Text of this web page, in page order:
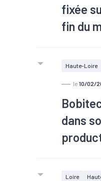
fixée
fin du
Haute-Loire
le 10/02/
dans
Loire